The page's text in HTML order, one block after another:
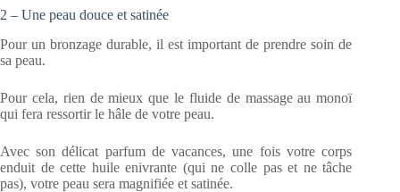
2 – Une peau douce et satinée
Pour un bronzage durable, il est important de prendre soin de
sa peau.
Pour cela, rien de mieux que le fluide de massage au monoï
qui fera ressortir le hâle de votre peau.
Avec son délicat parfum de vacances, une fois votre corps
enduit de cette huile enivrante (qui ne colle pas et ne tâche
pas), votre peau sera magnifiée et satinée.